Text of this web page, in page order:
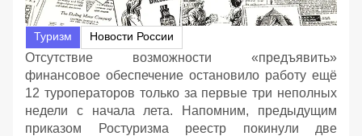
Туризм Новости России
Отсутствие возможности «предъявить»
финансовое обеспечение остановило работу ещё
12 туроператоров только за первые три неполных
недели с начала лета. Напомним, предыдущим
приказом Ростуризма реестр покинули две